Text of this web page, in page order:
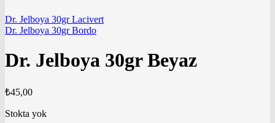
Dr. Jelboya 30gr Lacivert
Dr. Jelboya 30gr Bordo
Dr. Jelboya 30gr Beyaz
₺45,00
Stokta yok